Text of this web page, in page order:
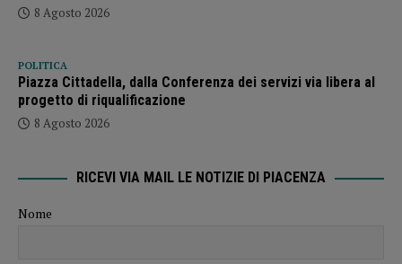
8 Agosto 2026
POLITICA
Piazza Cittadella, dalla Conferenza dei servizi via libera al
progetto di riqualificazione
8 Agosto 2026
RICEVI VIA MAIL LE NOTIZIE DI PIACENZA
Nome